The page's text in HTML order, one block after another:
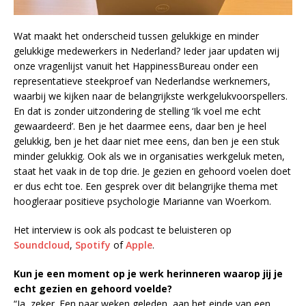
Wat maakt het onderscheid tussen gelukkige en minder
gelukkige medewerkers in Nederland? Ieder jaar updaten wij
onze vragenlijst vanuit het HappinessBureau onder een
representatieve steekproef van Nederlandse werknemers,
waarbij we kijken naar de belangrijkste werkgelukvoorspellers.
En dat is zonder uitzondering de stelling ‘Ik voel me echt
gewaardeerd’. Ben je het daarmee eens, daar ben je heel
gelukkig, ben je het daar niet mee eens, dan ben je een stuk
minder gelukkig. Ook als we in organisaties werkgeluk meten,
staat het vaak in de top drie. Je gezien en gehoord voelen doet
er dus echt toe. Een gesprek over dit belangrijke thema met
hoogleraar positieve psychologie Marianne van Woerkom.
Het interview is ook als podcast te beluisteren op
Soundcloud, Spotify ofApple.
Kun je een moment op je werk herinneren waarop jij je
echt gezien en gehoord voelde?